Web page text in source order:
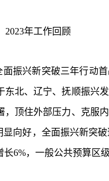
2023年工作回顾
振兴新突破三年行动
北、辽宁、抚顺振兴
顶住外部压力、克服
显向好，全面振兴新突破
长6%，一般公共预算区